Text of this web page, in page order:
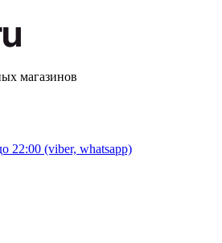
магазинов
22:00 (viber, whatsapp)